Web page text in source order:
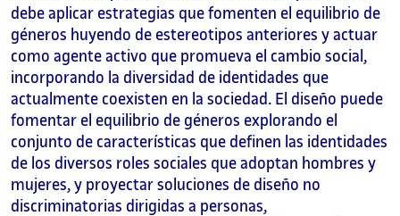
debe aplicar estrategias que fomenten el equilibrio de
géneros huyendo de estereotipos anteriores y actuar
como agente activo que promueva el cambio social,
incorporando la diversidad de identidades que
actualmente coexisten en la sociedad. El diseño puede
fomentar el equilibrio de géneros explorando el
conjunto de características que definen las identidades
de los diversos roles sociales que adoptan hombres y
mujeres, y proyectar soluciones de diseño no
discriminatorias dirigidas a personas,